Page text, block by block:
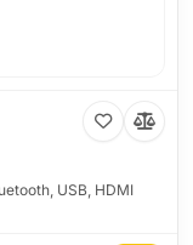
USB, HDMI